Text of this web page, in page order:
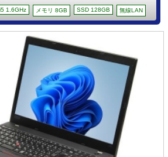
1.6GHz メモリ 8GB SSD 128GB 無線LAN